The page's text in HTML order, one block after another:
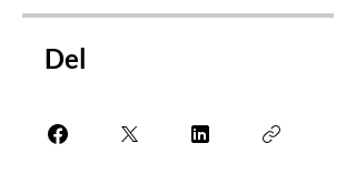
Del